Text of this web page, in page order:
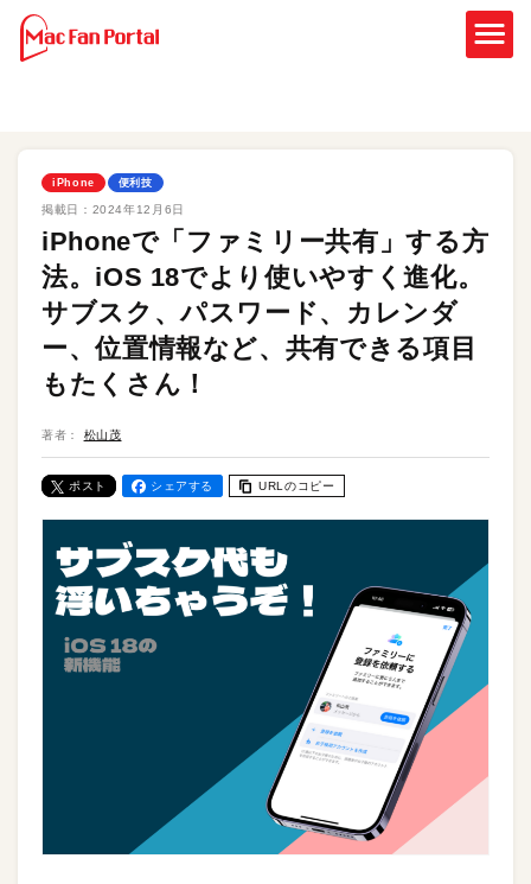
iPhone 便利技
掲載日： 2024年12月6日
iPhoneで「ファミリー共有」する方
法。iOS 18でより使いやすく進化。
サブスク、パスワード、カレンダ
ー、位置情報など、共有できる項目
もたくさん！
著者： 松山茂
ポスト シェアする URLのコピー